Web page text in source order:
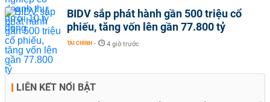
BIDV sắp phát hành gần 500 triệu cổ
phiếu, tăng vốn lên gần 77.800 tỷ
TÀI CHÍNH - 4 giờ trước
LIÊN KẾT NỔI BẬT